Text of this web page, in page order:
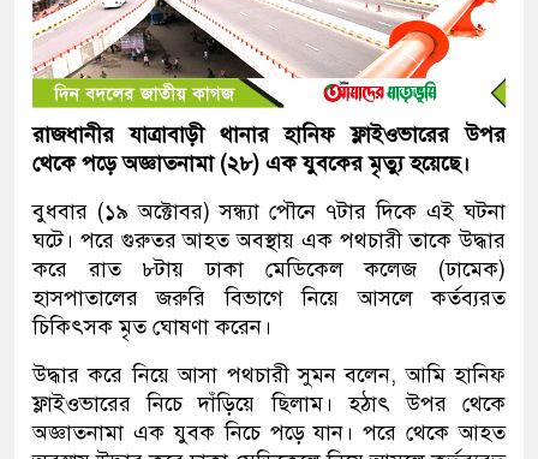
রাজধানীর যাত্রাবাড়ী থানার হানিফ ফ্লাইওভারের উপর
থেকে পড়ে অজ্ঞাতনামা (২৮) এক যুবকের মৃত্যু হয়েছে।
বুধবার (১৯ অক্টোবর) সন্ধ্যা পৌনে ৭টার দিকে এই ঘটনা
ঘটে। পরে গুরুতর আহত অবস্থায় এক পথচারী তাকে উদ্ধার
করে রাত ৮টায় ঢাকা মেডিকেল কলেজ (ঢামেক)
হাসপাতালের জরুরি বিভাগে নিয়ে আসলে কর্তব্যরত
চিকিৎসক মৃত ঘোষণা করেন।
উদ্ধার করে নিয়ে আসা পথচারী সুমন বলেন, আমি হানিফ
ফ্লাইওভারের নিচে দাঁড়িয়ে ছিলাম। হঠাৎ উপর থেকে
অজ্ঞাতনামা এক যুবক নিচে পড়ে যান। পরে থেকে আহত